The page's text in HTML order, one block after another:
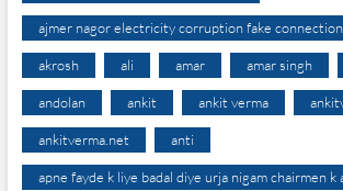
ajmer nagor electricity corruption fake connection
akrosh ali amar amar singh
andolan ankit ankit verma
ankitverma.net anti
apne fayde k liye badal diye urja nigam chairmen k